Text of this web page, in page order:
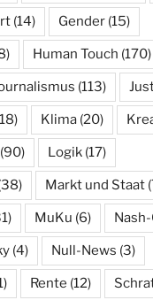
(14) Gender (15)
Human Touch (170)
(113)
Klima (20)
(90) Logik (17)
Markt und Staat
MuKu (6) Nash-
(4) Null-News (3)
Rente (12)